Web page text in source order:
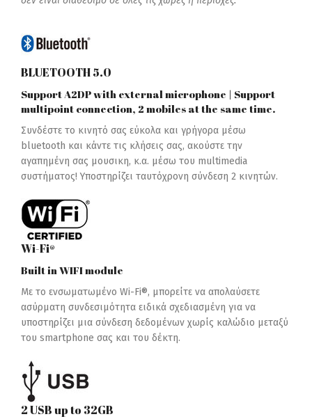
BLUETOOTH 5.0
Support A2DP with external microphone | Support
multipoint connection, 2 mobiles at the same time.
Συνδέστε το κινητό σας εύκολα και γρήγορα μέσω
bluetooth και κάντε τις κλήσεις σας, ακούστε την
αγαπημένη σας μουσικη, κ.α. μέσω του multimedia
συστήματος! Υποστηρίζει ταυτόχρονη σύνδεση 2 κινητών.
Wi-Fi®
Built in WIFI module
Με το ενσωματωμένο Wi-Fi®, μπορείτε να απολαύσετε
ασύρματη συνδεσιμότητα ειδικά σχεδιασμένη για να
υποστηρίζει μια σύνδεση δεδομένων χωρίς καλώδιο μεταξύ
του smartphone σας και του δέκτη.
2 USB up to 32GB